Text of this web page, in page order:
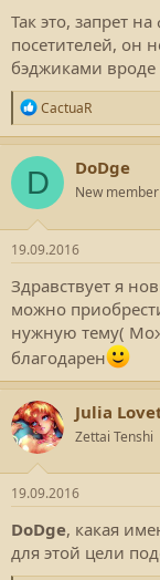
Так это, запрет
посетителей, он
бэджиками вроде
Р
е
а
к
ц
и
и
:
CactuaR
D DoDge
New member
19.09.2016
Здравствует я
можно
нужную тему(
благодарен
Julia
Zettai Tenshi
19.09.2016
DoDge, какая
для этой цели